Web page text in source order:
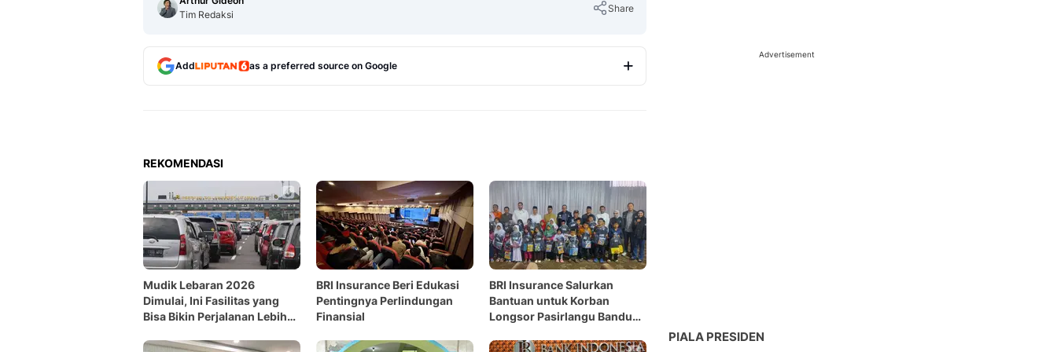
Tim Redaksi
Share
Add as a preferred source on Google
REKOMENDASI
Mudik Lebaran 2026
Dimulai, Ini Fasilitas yang
Bisa Bikin Perjalanan Lebih
BRI Insurance Beri Edukasi
Pentingnya Perlindungan
Finansial
BRI Insurance Salurkan
Bantuan untuk Korban
Longsor Pasirlangu Bandung
Advertisement
PIALA PRESIDEN